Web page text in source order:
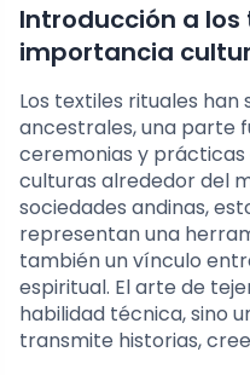
Introducción a
importancia
Los textiles rituales han
ancestrales, una parte
ceremonias y prácticas
culturas alrededor del
sociedades andinas,
representan una
también un vínculo
espiritual. El arte de
habilidad técnica, sino
transmite historias,